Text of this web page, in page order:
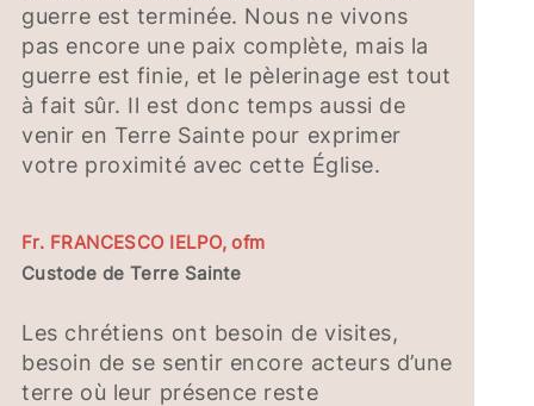
guerre est terminée. Nous ne vivons
pas encore une paix complète, mais la
guerre est finie, et le pèlerinage est tout
à fait sûr. Il est donc temps aussi de
venir en Terre Sainte pour exprimer
votre proximité avec cette Église.
Fr. FRANCESCO IELPO, ofm
Custode de Terre Sainte
Les chrétiens ont besoin de visites,
besoin de se sentir encore acteurs d’une
terre où leur présence reste